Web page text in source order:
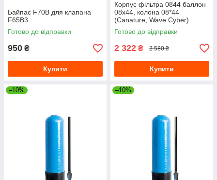
Байпас F70B для клапана
F65B3
Готово до відправки
950 ₴
Купити
Корпус фільтра 0844 баллон
08х44, колона 08*44
(Canature, Wave Cyber)
08"х44"
Готово до відправки
2 322 ₴ 2 580 ₴
Купити
–10% –10%